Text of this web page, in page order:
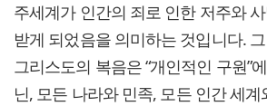
주세계가 인간의 죄로 인한 저주와
받게 되었음을 의미하는 것입니다.
그리스도의 복음은 “개인적인 구원”
닌, 모든 나라와 민족, 모든 인간 세